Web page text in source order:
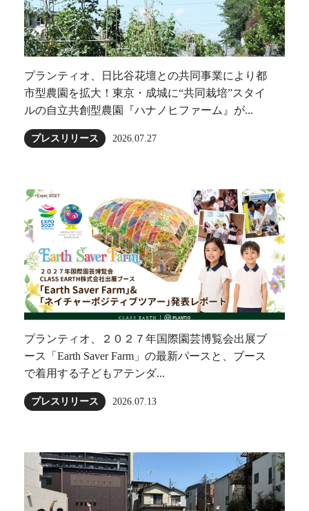
プランティオ、日比谷花壇との共同事業により都
市型農園を拡大！東京・成城に“共同栽培”スタイ
ルの自立共創型農園『ハナノヒファーム』が...
プレスリリース 2026.07.27
プランティオ、２０２７年国際園芸博覧会出展ブ
ース「Earth Saver Farm」の最新パースと、ブース
で着用する子どもアテンダ...
プレスリリース 2026.07.13